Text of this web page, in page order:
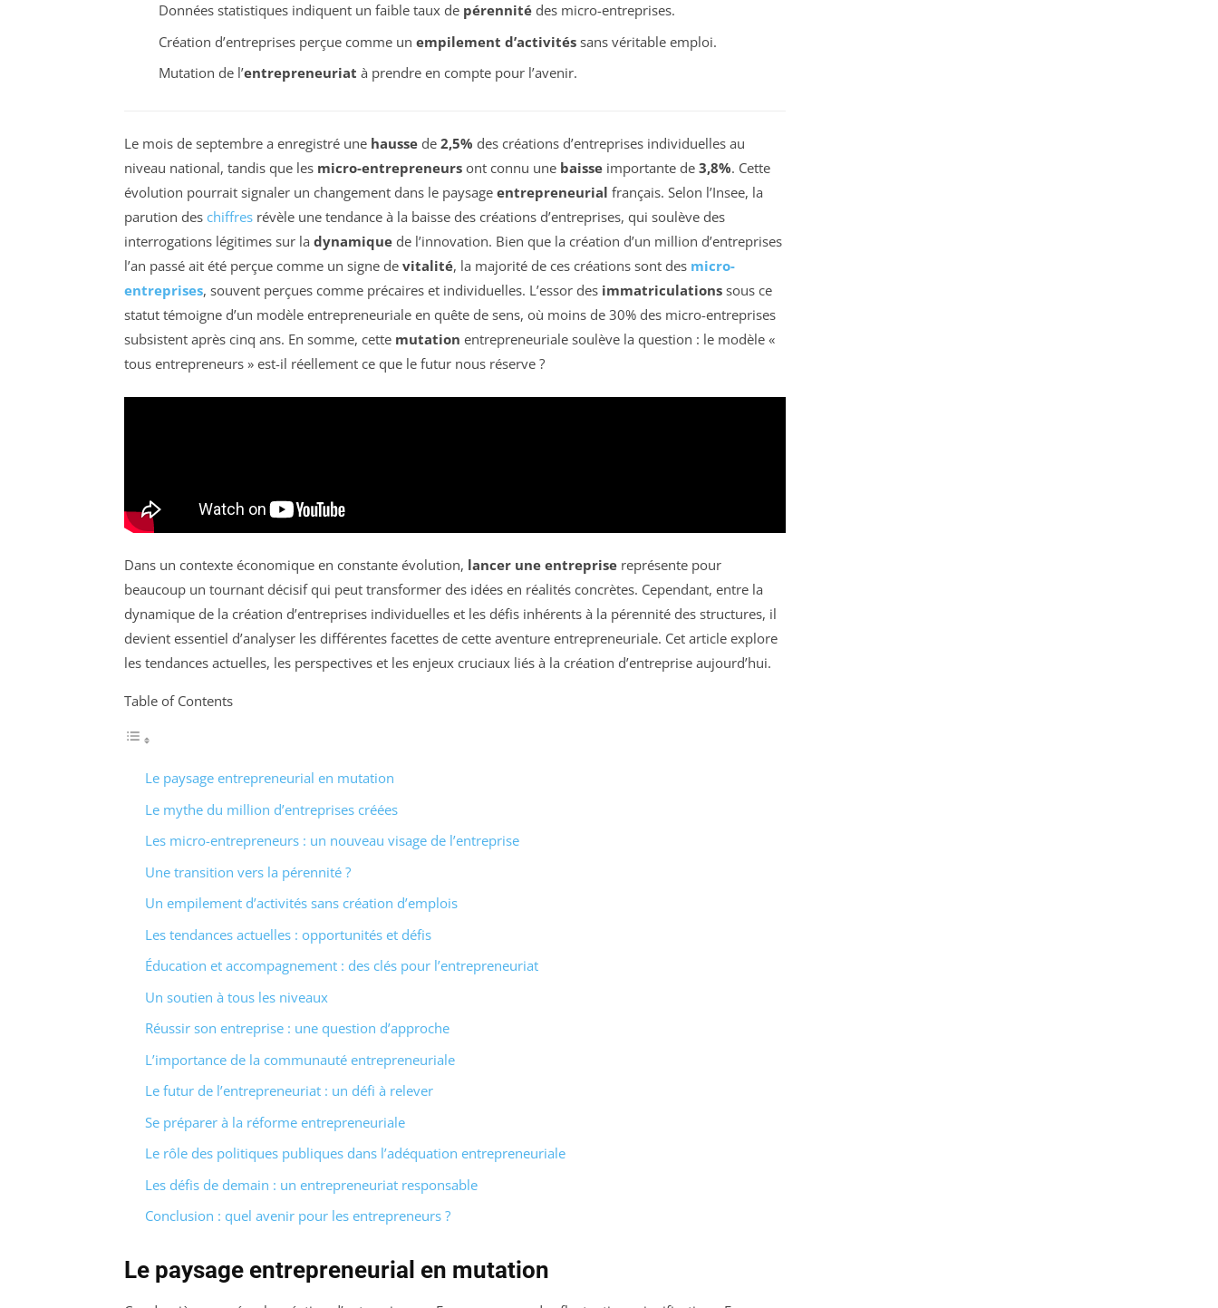
Données statistiques indiquent un faible taux de pérennitédes micro-entreprises.
Création d’entreprises perçue comme un empilement d’activitéssans véritable emploi.
Mutation de l’entrepreneuriat à prendre en compte pour l’avenir.
Le mois de septembre a enregistré une hausse de 2,5% des créations d’entreprises individuelles au
niveau national, tandis que les micro-entrepreneurs ont connu une baisse importante de 3,8%. Cette
évolution pourrait signaler un changement dans le paysage entrepreneurial français. Selon l’Insee, la
parution des chiffres révèle une tendance à la baisse des créations d’entreprises, qui soulève des
interrogations légitimes sur la dynamique de l’innovation. Bien que la création d’un million d’entreprises
l’an passé ait été perçue comme un signe de vitalité, la majorité de ces créations sont des micro-
entreprises, souvent perçues comme précaires et individuelles. L’essor des immatriculations sous ce
statut témoigne d’un modèle entrepreneuriale en quête de sens, où moins de 30% des micro-entreprises
subsistent après cinq ans. En somme, cette mutation entrepreneuriale soulève la question : le modèle «
tous entrepreneurs » est-il réellement ce que le futur nous réserve ?
Dans un contexte économique en constante évolution, lancer une entreprise représente pour
beaucoup un tournant décisif qui peut transformer des idées en réalités concrètes. Cependant, entre la
dynamique de la création d’entreprises individuelles et les défis inhérents à la pérennité des structures, il
devient essentiel d’analyser les différentes facettes de cette aventure entrepreneuriale. Cet article explore
les tendances actuelles, les perspectives et les enjeux cruciaux liés à la création d’entreprise aujourd’hui.
Table of Contents
Le paysage entrepreneurial en mutation
Le mythe du million d’entreprises créées
Les micro-entrepreneurs : un nouveau visage de l’entreprise
Une transition vers la pérennité ?
Un empilement d’activités sans création d’emplois
Les tendances actuelles : opportunités et défis
Éducation et accompagnement : des clés pour l’entrepreneuriat
Un soutien à tous les niveaux
Réussir son entreprise : une question d’approche
L’importance de la communauté entrepreneuriale
Le futur de l’entrepreneuriat : un défi à relever
Se préparer à la réforme entrepreneuriale
Le rôle des politiques publiques dans l’adéquation entrepreneuriale
Les défis de demain : un entrepreneuriat responsable
Conclusion : quel avenir pour les entrepreneurs ?
Le paysage entrepreneurial en mutation